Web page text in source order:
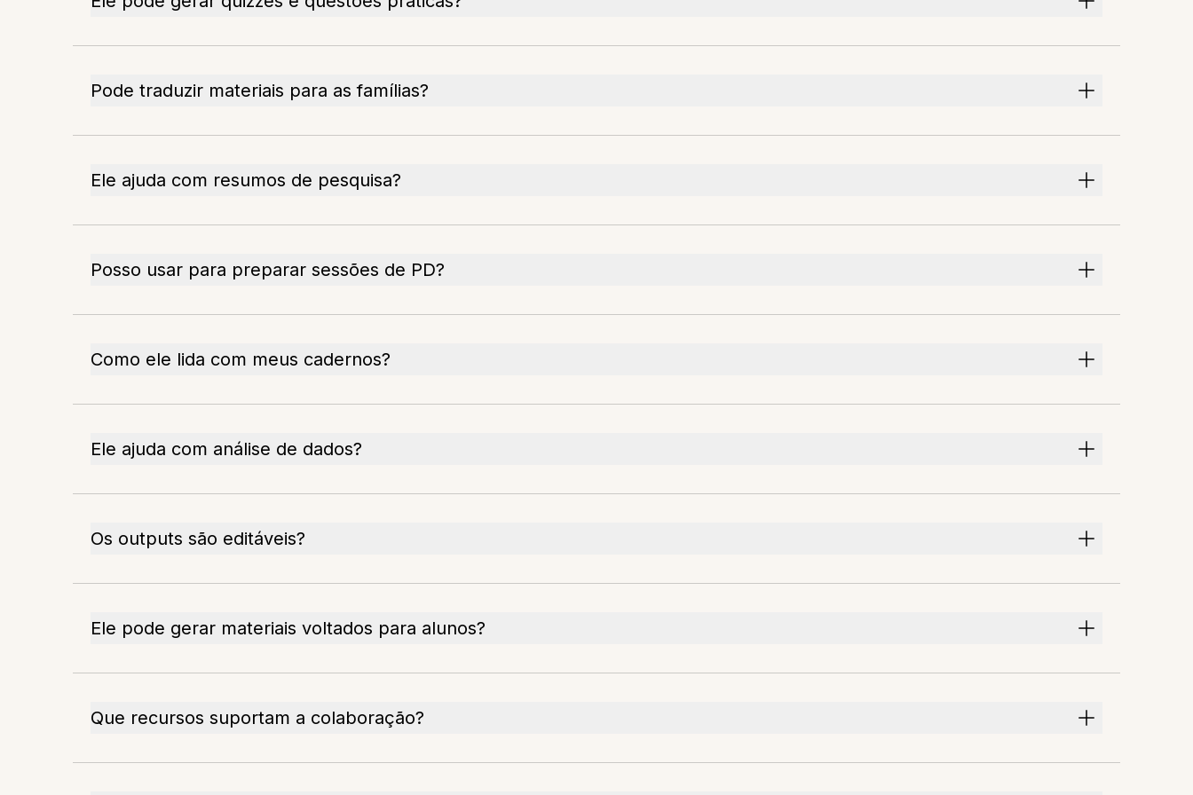
Pode traduzir materiais para as famílias?
Ele ajuda com resumos de pesquisa?
Posso usar para preparar sessões de PD?
Como ele lida com meus cadernos?
Ele ajuda com análise de dados?
Os outputs são editáveis?
Ele pode gerar materiais voltados para alunos?
Que recursos suportam a colaboração?